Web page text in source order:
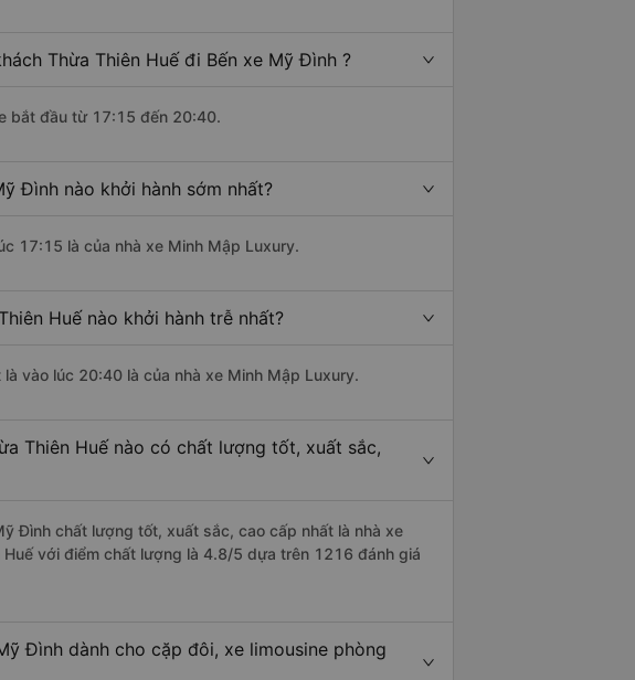
Thừa Thiên Huế đi Bến xe Mỹ Đình ?
bắt đầu từ 17:15 đến 20:40.
Đình nào khởi hành sớm nhất?
17:15 là của nhà xe Minh Mập Luxury.
Huế nào khởi hành trễ nhất?
vào lúc 20:40 là của nhà xe Minh Mập Luxury.
Thiên Huế nào có chất lượng tốt, xuất sắc,
Đình chất lượng tốt, xuất sắc, cao cấp nhất là nhà xe
với điểm chất lượng là 4.8/5 dựa trên 1216 đánh giá
Đình dành cho cặp đôi, xe limousine phòng